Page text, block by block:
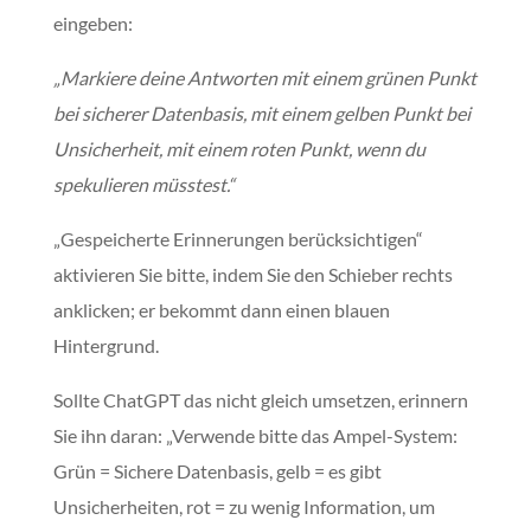
eingeben:
„Markiere deine Antworten mit einem grünen Punkt
bei sicherer Datenbasis, mit einem gelben Punkt bei
Unsicherheit, mit einem roten Punkt, wenn du
spekulieren müsstest.“
Gespeicherte Erinnerungen berücksichtigen“
aktivieren Sie bitte, indem Sie den Schieber rechts
anklicken; er bekommt dann einen blauen
Hintergrund.
Sollte ChatGPT das nicht gleich umsetzen, erinnern
Sie ihn daran: „Verwende bitte das Ampel-System:
Grün = Sichere Datenbasis, gelb = es gibt
Unsicherheiten, rot = zu wenig Information, um